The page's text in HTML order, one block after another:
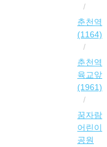
춘천역
(1164)
춘천역
육교앞
(1961)
꿈자람
어린이
공원